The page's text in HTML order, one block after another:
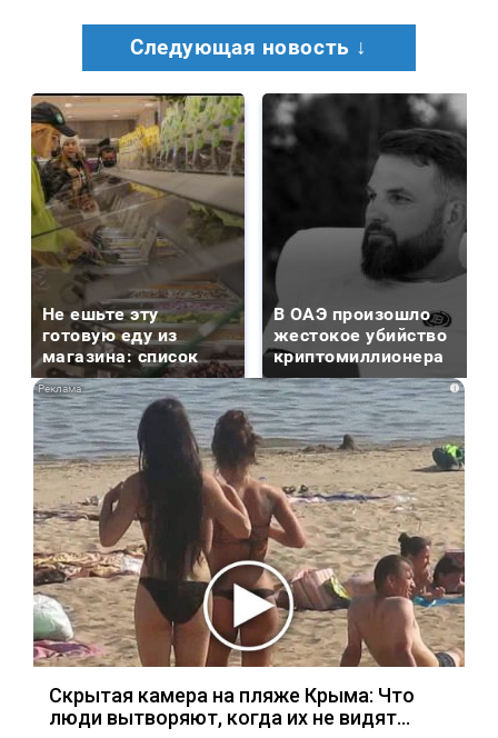
Следующая новость ↓
Не ешьте эту
готовую еду из
магазина: список
В ОАЭ произошло
жестокое убийство
криптомиллионера
i
Скрытая камера на пляже Крыма: Что
люди вытворяют, когда их не видят...